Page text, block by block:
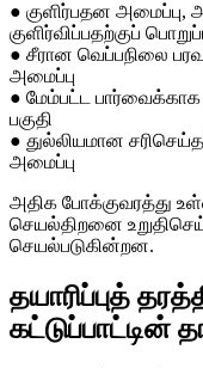
● குளிர்பதன அமைப்பு,
குளிர்விப்பதற்குப்
● சீரான வெப்பநிலை
அமைப்பு
● மேம்பட்ட பார்வைக்காக
பகுதி
● துல்லியமான
அமைப்பு
அதிக போக்குவரத்து
செயல்திறனை
செயல்படுகின்றன.
தயாரிப்புத்
கட்டுப்பாட்டின்